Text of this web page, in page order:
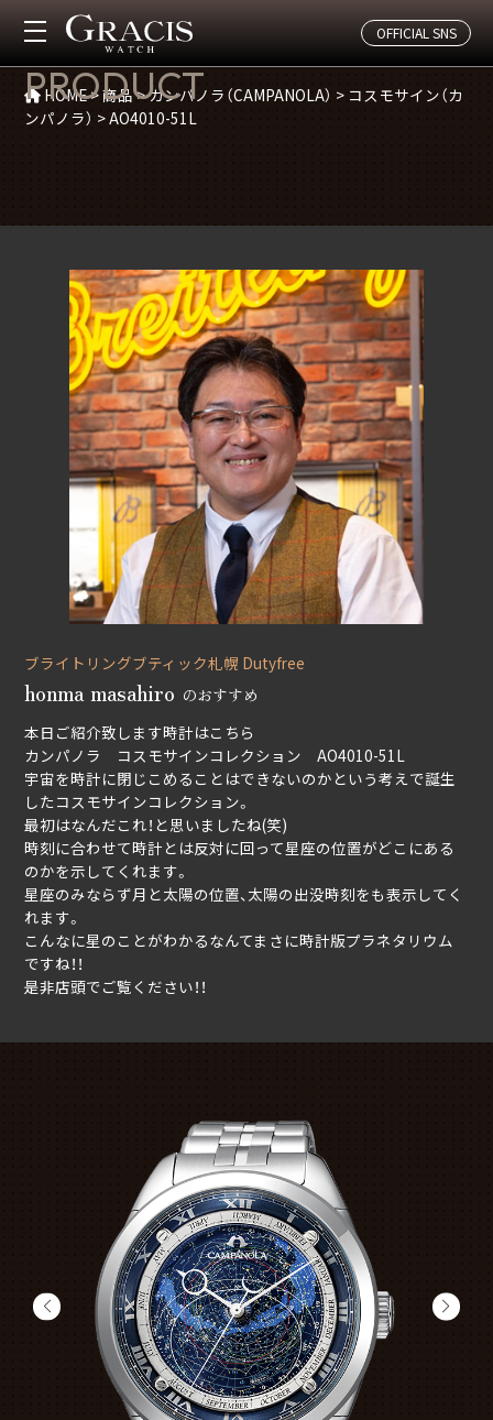
OFFICIAL SNS
商品紹介
PRODUCT
HOME>商品>カンパノラ（CAMPANOLA） > コスモサイン（カ
ンパノラ） >AO4010-51L
ブライトリングブティック札幌 Dutyfree
honma masahiro のおすすめ
本日ご紹介致します時計はこちら
カンパノラ コスモサインコレクション AO4010-51L
宇宙を時計に閉じこめることはできないのかという考えで誕生
したコスモサインコレクション。
最初はなんだこれ！と思いましたね(笑)
時刻に合わせて時計とは反対に回って星座の位置がどこにある
のかを示してくれます。
星座のみならず月と太陽の位置、太陽の出没時刻をも表示してく
れます。
こんなに星のことがわかるなんてまさに時計版プラネタリウム
ですね！！
是非店頭でご覧ください！！